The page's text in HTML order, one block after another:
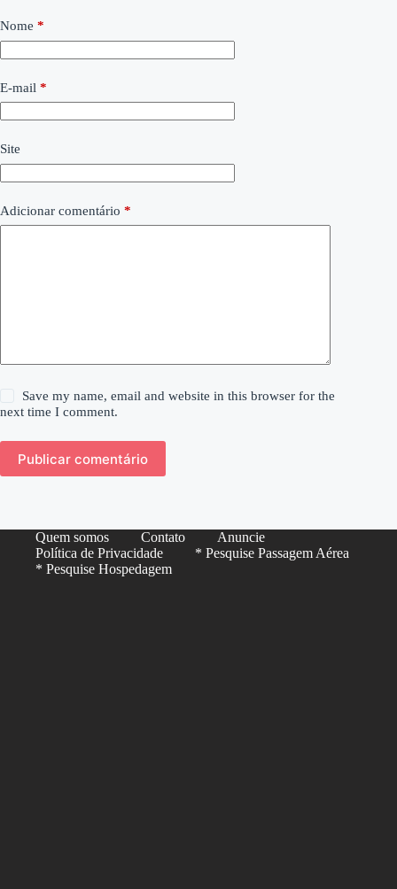
Nome *
E-mail *
Site
Adicionar comentário *
Save my name, email and website in this browser for the
next time I comment.
Publicar comentário
Quem somos Contato
Anuncie
Política de Privacidade
* Pesquise Passagem Aérea
* Pesquise Hospedagem